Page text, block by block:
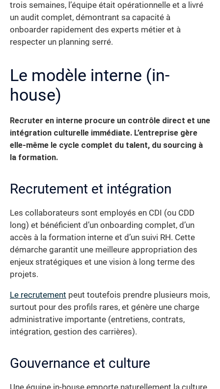
trois semaines, l’équipe était opérationnelle et a livré
un audit complet, démontrant sa capacité à
onboarder rapidement des experts métier et à
respecter un planning serré.
Le modèle interne (in-
house)
Recruter en interne procure un contrôle direct et une
intégration culturelle immédiate. L’entreprise gère
elle-même le cycle complet du talent, du sourcing à
la formation.
Recrutement et intégration
Les collaborateurs sont employés en CDI (ou CDD
long) et bénéficient d’un onboarding complet, d’un
accès à la formation interne et d’un suivi RH. Cette
démarche garantit une meilleure appropriation des
enjeux stratégiques et une vision à long terme des
projets.
Le recrutement peut toutefois prendre plusieurs mois,
surtout pour des profils rares, et génère une charge
administrative importante (entretiens, contrats,
intégration, gestion des carrières).
Gouvernance et culture
Une équipe in-house emporte naturellement la culture